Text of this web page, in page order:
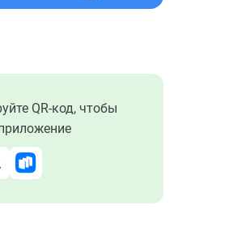
QR-код, чтобы